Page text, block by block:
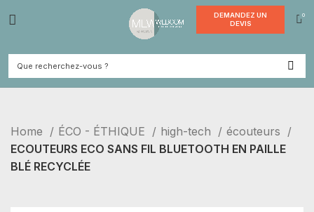
Home ÉCO - ÉTHIQUE high-tech
écouteurs
ECOUTEURS ECO SANS FIL BLUETOOTH EN PAILLE
BLÉ RECYCLÉE